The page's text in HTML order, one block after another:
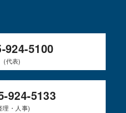
924-5100
(代表)
924-5133
理・人事)